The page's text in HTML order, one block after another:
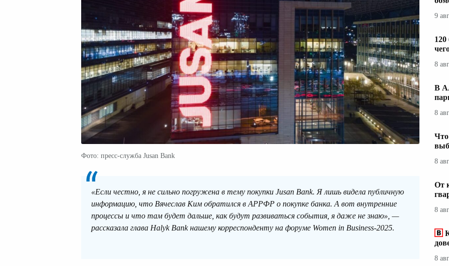
Фото: пресс-служба Jusan Bank
«Если честно, я не сильно погружена в тему покупки Jusan Bank. Я лишь видела публичную
информацию, что Вячеслав Ким обратился в АРРФР о покупке банка. А вот внутренние
процессы и что там будет дальше, как будут развиваться события, я даже не знаю», —
рассказала глава Halyk Bank нашему корреспонденту на форуме Women in Business-2025.
9
8
В
8
8
От
8
8